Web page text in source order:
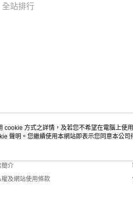
全站排行
我們
簡介
權及網站使用條款
cookie 方式之詳情，及若您不希望在電腦上使
聲明。您繼續使用本網站即表示您同意本公